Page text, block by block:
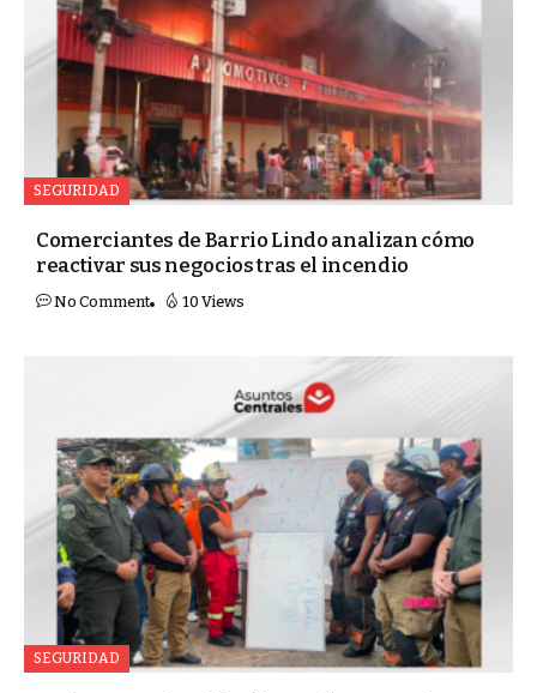
SEGURIDAD
Comerciantes de Barrio Lindo analizan cómo
reactivar sus negocios tras el incendio
No Comment 10 Views
SEGURIDAD